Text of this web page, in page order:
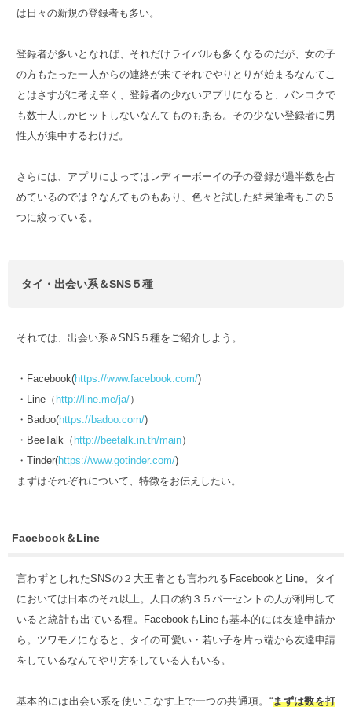
は日々の新規の登録者も多い。
登録者が多いとなれば、それだけライバルも多くなるのだが、女の子
の方もたった一人からの連絡が来てそれでやりとりが始まるなんてこ
とはさすがに考え辛く、登録者の少ないアプリになると、バンコクで
も数十人しかヒットしないなんてものもある。その少ない登録者に男
性人が集中するわけだ。
さらには、アプリによってはレディーボーイの子の登録が過半数を占
めているのでは？なんてものもあり、色々と試した結果筆者もこの５
つに絞っている。
タイ・出会い系＆SNS５種
それでは、出会い系＆SNS５種をご紹介しよう。
・Facebook(https://www.facebook.com/)
・Line（ http://line.me/ja/）
・Badoo(https://badoo.com/)
・BeeTalk（ http://beetalk.in.th/main）
・Tinder(https://www.gotinder.com/)
まずはそれぞれについて、特徴をお伝えしたい。
Facebook＆Line
言わずとしれたSNSの２大王者とも言われるFacebookとLine。タイ
においては日本のそれ以上。人口の約３５パーセントの人が利用して
いると統計も出ている程。FacebookもLineも基本的には友達申請か
ら。ツワモノになると、タイの可愛い・若い子を片っ端から友達申請
をしているなんてやり方をしている人もいる。
基本的には出会い系を使いこなす上で一つの共通項。“まずは数を打